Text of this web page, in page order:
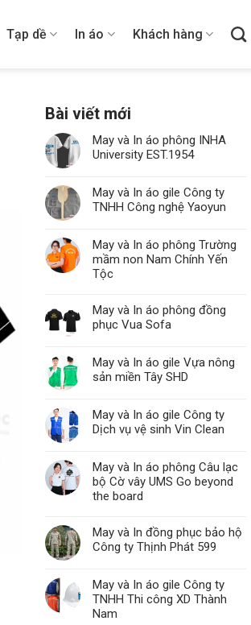
Tạp dề In áo Khách hàng
Bài viết mới
May và In áo phông INHA
University EST.1954
May và In áo gile Công ty
TNHH Công nghệ Yaoyun
May và In áo phông Trường
mầm non Nam Chính Yến
Tộc
May và In áo phông đồng
phục Vua Sofa
May và In áo gile Vựa nông
sản miền Tây SHD
May và In áo gile Công ty
Dịch vụ vệ sinh Vin Clean
May và In áo phông Câu lạc
bộ Cờ vây UMS Go beyond
the board
May và In đồng phục bảo hộ
Công ty Thịnh Phát 599
May và In áo gile Công ty
TNHH Thi công XD Thành
Nam